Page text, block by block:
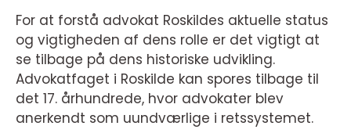
For at forstå advokat Roskildes aktuelle status
og vigtigheden af dens rolle er det vigtigt at
se tilbage på dens historiske udvikling.
Advokatfaget i Roskilde kan spores tilbage til
det 17. århundrede, hvor advokater blev
anerkendt som uundværlige i retssystemet.